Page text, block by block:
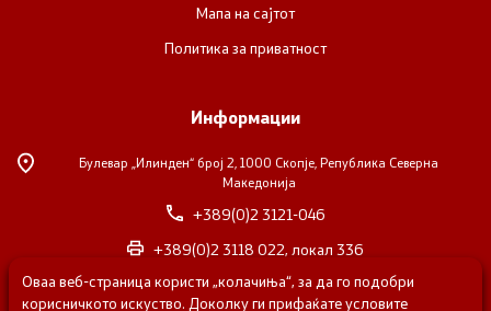
Мапа на сајтот
Политика за приватност
Информации
Булевар „Илинден“ број 2, 1000 Скопје, Република Северна
Македонија
+389(0)2 3121-046
+389(0)2 3118 022, локал 336
nvosorabotka@gs.gov.mk
Оваа веб-страница користи „колачиња“, за да го подобри
корисничкото искуство. Доколку ги прифаќате условите